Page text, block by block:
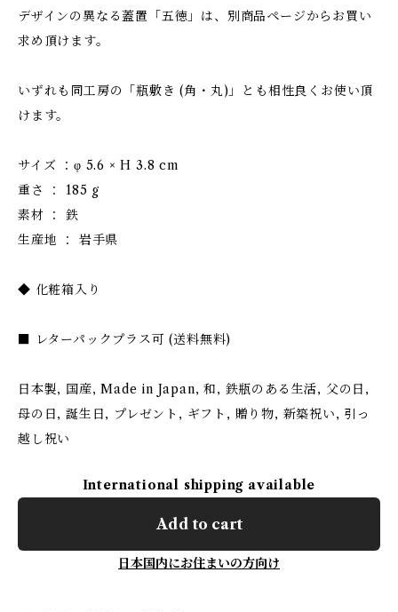
デザインの異なる蓋置「五徳」は、別商品ページからお買い
求め頂けます。
いずれも同工房の「瓶敷き (角・丸)」とも相性良くお使い頂
けます。
サイズ ：φ 5.6 × H 3.8 cm
重さ ： 185 g
素材 ： 鉄
生産地 ： 岩手県
◆ 化粧箱入り
■ レターパックプラス可 (送料無料)
日本製, 国産, Made in Japan, 和, 鉄瓶のある生活, 父の日,
母の日, 誕生日, プレゼント, ギフト, 贈り物, 新築祝い, 引っ
越し祝い
International shipping available
Add to cart
日本国内にお住まいの方向け